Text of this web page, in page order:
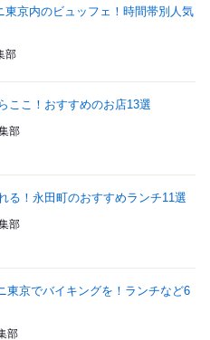
東京内のビュッフェ！時間帯別人気
部
ここ！おすすめのお店13選
部
る！永田町のおすすめランチ11選
部
東京でバイキングを！ランチなど6
部